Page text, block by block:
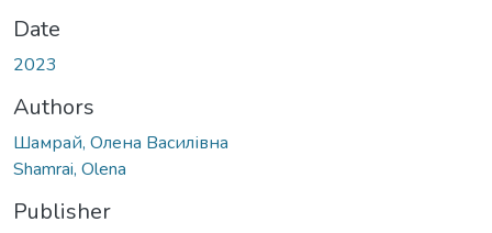
Date
2023
Authors
Шамрай, Олена Василівна
Shamrai, Olena
Publisher